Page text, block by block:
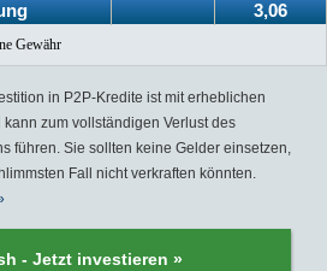
3,06
Gewähr
in P2P-Kredite ist mit erheblichen
zum vollständigen Verlust des
führen. Sie sollten keine Gelder einsetzen,
Fall nicht verkraften könnten.
- Jetzt investieren »